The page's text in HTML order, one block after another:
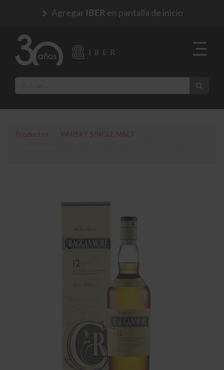
Agregar IBER en pantalla de inicio
Productos
WHISKY SINGLE MALT